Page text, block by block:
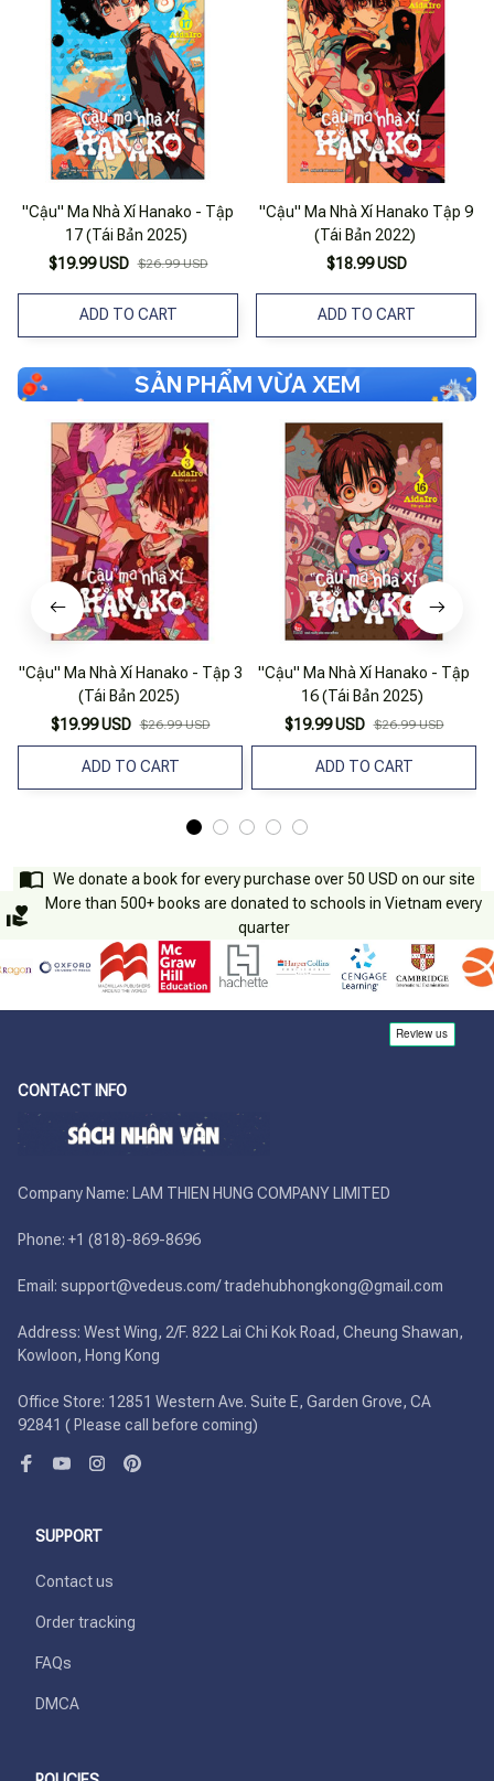
"Cậu" Ma Nhà Xí Hanako - Tập
17 (Tái Bản 2025)
$19.99 USD $26.99 USD
ADD TO CART
"Cậu" Ma Nhà Xí Hanako Tập 9
(Tái Bản 2022)
$18.99 USD
ADD TO CART
SẢN PHẨM VỪA XEM
"Cậu" Ma Nhà Xí Hanako - Tập 3
(Tái Bản 2025)
$19.99 USD $26.99 USD
ADD TO CART
"Cậu" Ma Nhà Xí Hanako - Tập
16 (Tái Bản 2025)
$19.99 USD $26.99 USD
ADD TO CART
We donate a book for every purchase over 50 USD on our site
More than 500+ books are donated to schools in Vietnam every
quarter
CONTACT INFO
Company Name: LAM THIEN HUNG COMPANY LIMITED
Phone: +1 (818)-869-8696
Email: support@vedeus.com/ tradehubhongkong@gmail.com
Address: West Wing, 2/F. 822 Lai Chi Kok Road, Cheung Shawan,
Kowloon, Hong Kong
Office Store: 12851 Western Ave. Suite E, Garden Grove, CA
92841 ( Please call before coming)
SUPPORT
Contact us
Order tracking
FAQs
DMCA